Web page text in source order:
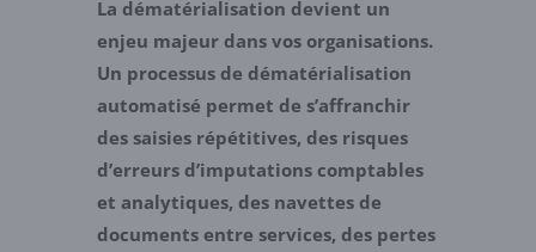
La dématérialisation devient un
enjeu majeur dans vos organisations.
Un processus de dématérialisation
automatisé permet de s’affranchir
des saisies répétitives, des risques
d’erreurs d’imputations comptables
et analytiques, des navettes de
documents entre services, des pertes